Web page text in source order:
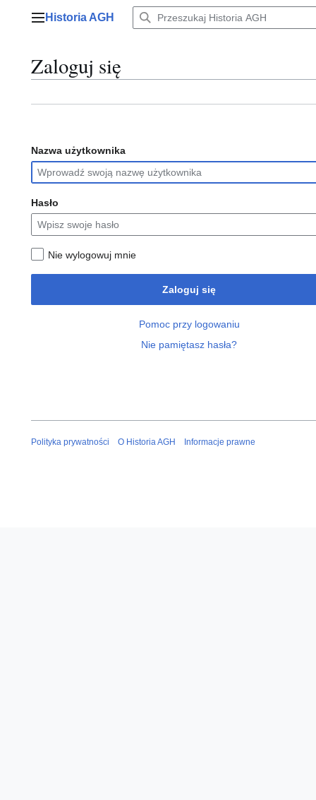
Menu główne
Historia AGH
Zaloguj się
Nazwa użytkownika
Hasło
Nie wylogowuj mnie
Zaloguj się
Pomoc przy logowaniu
Nie pamiętasz hasła?
Polityka prywatności O Historia AGH Informacje prawne